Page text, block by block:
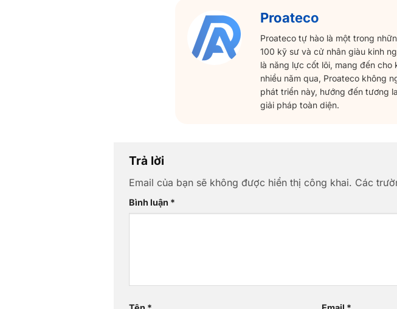
Proateco
Proateco tự hào là một trong
100 kỹ sư và cử nhân giàu kinh
là năng lực cốt lõi, mang đến
nhiều năm qua, Proateco không
phát triển này, hướng đến tương
giải pháp toàn diện.
Trả lời
Email của bạn sẽ không được hiển thị công khai. Các
Bình luận *